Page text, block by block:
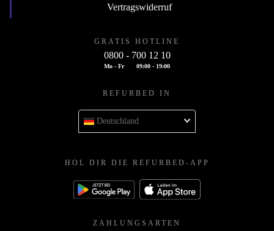
Vertragswiderruf
GRATIS HOTLINE
0800 - 700 12 10
Mo - Fr 09:00 - 19:00
REFURBED IN
Deutschland
HOL DIR DIE REFURBED-APP
ZAHLUNGSARTEN